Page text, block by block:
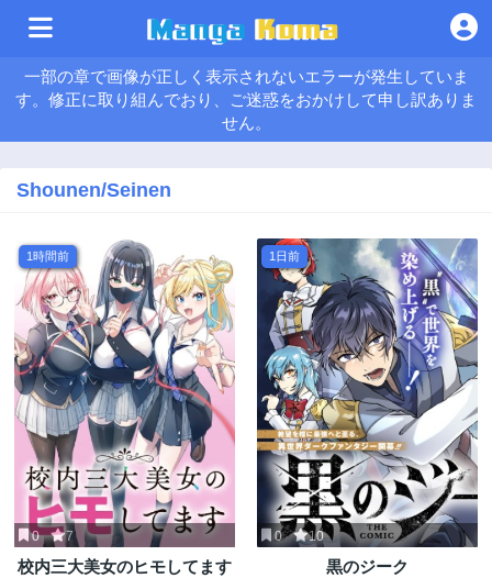
一部の章で画像が正しく表示されないエラーが発生していま
す。修正に取り組んでおり、ご迷惑をおかけして申し訳ありま
せん。
Shounen/Seinen
1時間前
0 7
校内三大美女のヒモしてます
1日前
0 10
黒のジーク